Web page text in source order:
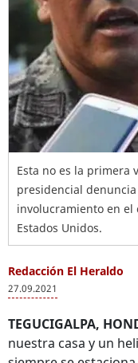
Esta no es la primera
presidencial
involucramiento en el
Estados Unidos.
Redacción El Heraldo
27.09.2021
TEGUCIGALPA,
nuestra casa y un